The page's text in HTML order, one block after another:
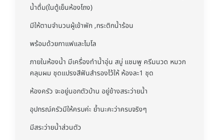
น้ำดื่ม(ในตู้เย็นห้องโถง)
มีให้ตามจำนวนผู้เข้าพัก ,กระติกน้ำร้อน
พร้อมด้วยกาแฟและไมโล
ภายในห้องน้ำ มีเครื่องทำน้ำอุ่น สบู่ แชมพู ครีมนวด หมวก
คลุมผม ชุดแปรงสีฟันสำรองไว้ให้ ห้องละ1 ชุด
ห้องครัว จะอยู่นอกตัวบ้าน อยู่ข้างสระว่ายน้ำ
อุปกรณ์ครัวมีให้ครบค่ะ ย้ำนะคะว่าครบจริงๆ
มีสระว่ายน้ำส่วนตัว